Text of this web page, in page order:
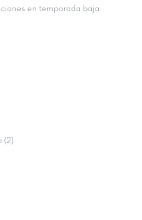
en temporada baja
(2)